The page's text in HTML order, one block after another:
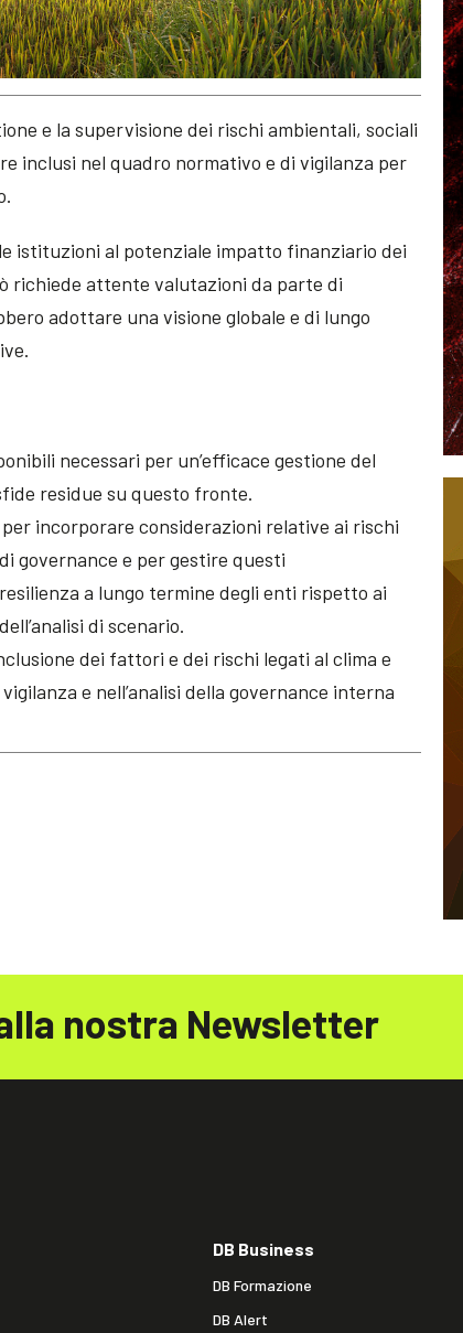
e la supervisione dei rischi ambientali, sociali
inclusi nel quadro normativo e di vigilanza per
istituzioni al potenziale impatto finanziario dei
richiede attente valutazioni da parte di
adottare una visione globale e di lungo
necessari per un’efficace gestione del
residue su questo fronte.
incorporare considerazioni relative ai rischi
governance e per gestire questi
a lungo termine degli enti rispetto ai
di scenario.
dei fattori e dei rischi legati al clima e
e nell’analisi della governance interna
nostra Newsletter
DB Business
DB Formazione
DB Alert